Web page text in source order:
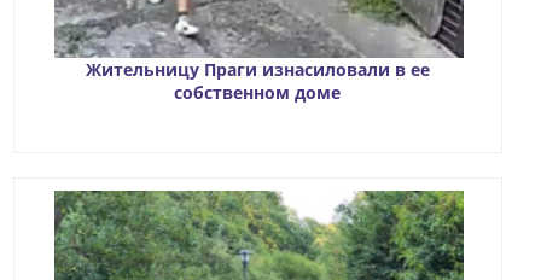
Жительницу Праги изнасиловали в ее
собственном доме